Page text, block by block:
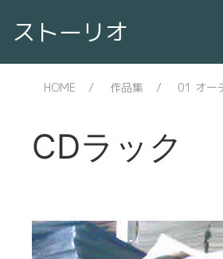
ストーリオ
HOME 作品集 01 オー
CDラック